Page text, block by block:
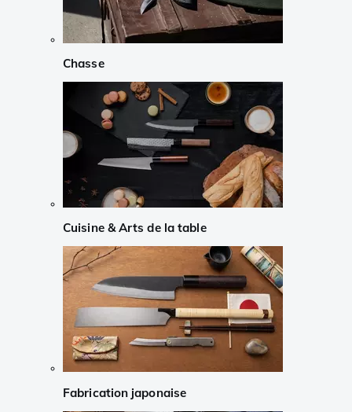
Chasse
Cuisine & Arts de la table
Fabrication japonaise